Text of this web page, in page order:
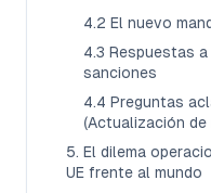
4.2 El nuevo
4.3 Respuestas
sanciones
4.4 Preguntas
(Actualización
5. El dilema
UE frente al mundo